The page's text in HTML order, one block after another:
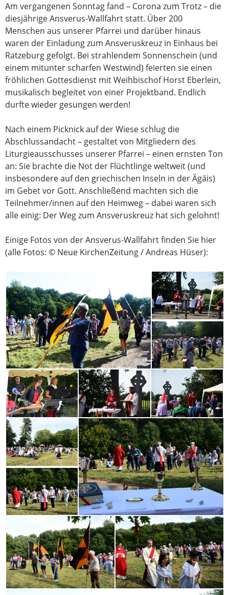
Am vergangenen Sonntag fand – Corona zum Trotz – die
diesjährige Ansverus-Wallfahrt statt. Über 200
Menschen aus unserer Pfarrei und darüber hinaus
waren der Einladung zum Ansveruskreuz in Einhaus bei
Ratzeburg gefolgt. Bei strahlendem Sonnenschein (und
einem mitunter scharfen Westwind) feierten sie einen
fröhlichen Gottesdienst mit Weihbischof Horst Eberlein,
musikalisch begleitet von einer Projektband. Endlich
durfte wieder gesungen werden!
Nach einem Picknick auf der Wiese schlug die
Abschlussandacht – gestaltet von Mitgliedern des
Liturgieausschusses unserer Pfarrei – einen ernsten Ton
an: Sie brachte die Not der Flüchtlinge weltweit (und
insbesondere auf den griechischen Inseln in der Ägäis)
im Gebet vor Gott. Anschließend machten sich die
Teilnehmer/innen auf den Heimweg – dabei waren sich
alle einig: Der Weg zum Ansveruskreuz hat sich gelohnt!
Einige Fotos von der Ansverus-Wallfahrt finden Sie hier
(alle Fotos: © Neue KirchenZeitung / Andreas Hüser):